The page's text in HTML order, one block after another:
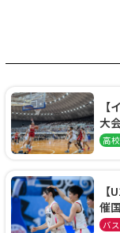
【
大
阜
高
【
催
通
バ